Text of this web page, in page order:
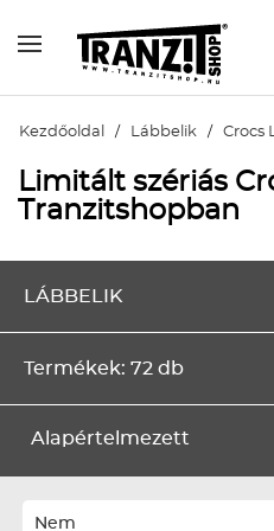
Kezdőoldal / Lábbelik / Crocs
Limitált szériás
Tranzitshopban
LÁBBELIK
Termékek: 72 db
Alapértelmezett
Alapértelmezett
Legújabbak
Nem